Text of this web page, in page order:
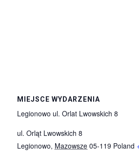
MIEJSCE WYDARZENIA
Legionowo ul. Orlat Lwowskich 8
ul. Orląt Lwowskich 8
Legionowo, Mazowsze 05-119 Poland